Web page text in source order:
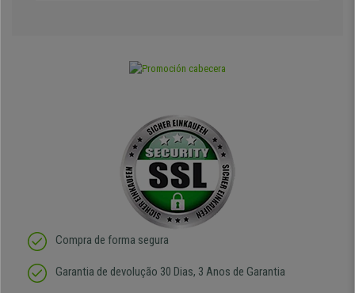
Compra de forma segura
Garantia de devolução 30 Dias, 3 Anos de Garantia